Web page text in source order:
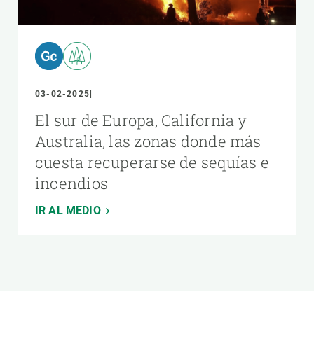
03-02-2025
El sur de Europa, California y
Australia, las zonas donde más
cuesta recuperarse de sequías e
incendios
IR AL MEDIO